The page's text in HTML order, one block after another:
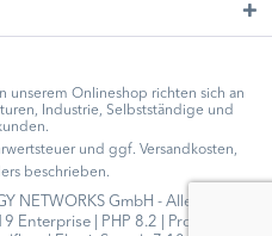
Onlineshop richten sich an
Industrie, Selbstständige und
und ggf. Versandkosten,
beschrieben.
NETWORKS GmbH - Alle Rechte
Enterprise | PHP 8.2 | Profihost